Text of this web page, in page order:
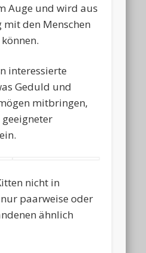
Auge und wird aus
mit den Menschen
interessierte
Geduld und
mitbringen,
nicht in
paarweise oder
ähnlich